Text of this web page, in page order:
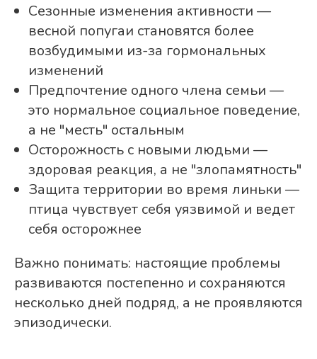
Сезонные изменения активности —
весной попугаи становятся более
возбудимыми из-за гормональных
изменений
Предпочтение одного члена семьи —
это нормальное социальное поведение,
а не "месть" остальным
Осторожность с новыми людьми —
здоровая реакция, а не "злопамятность"
Защита территории во время линьки —
птица чувствует себя уязвимой и ведет
себя осторожнее
Важно понимать: настоящие проблемы
развиваются постепенно и сохраняются
несколько дней подряд, а не проявляются
эпизодически.